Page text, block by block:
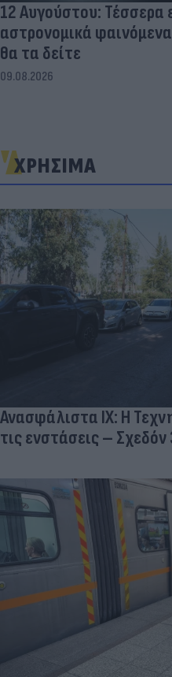
12 Αυγούστου: Τέσσερα
αστρονομικά
θα τα δείτε
09.08.2026
ΧΡΗΣΙΜΑ
Ανασφάλιστα ΙΧ: Η
τις ενστάσεις –